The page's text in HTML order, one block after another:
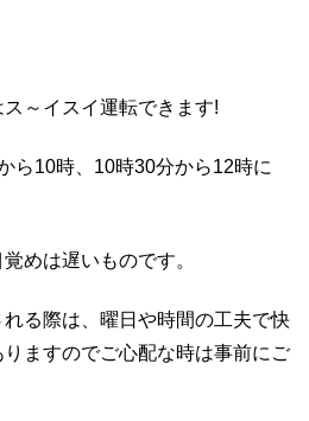
～イスイ運転できます!
ら10時、10時30分から12時に
めは遅いものです。
る際は、曜日や時間の工夫で快
ますのでご心配な時は事前にご